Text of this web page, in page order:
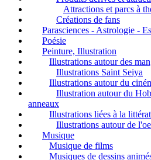
Attractions et parcs à
Créations de fans
Parasciences - Astrologie -
Poésie
Peinture, Illustration
Illustrations autour des
Illustrations Saint Seiya
Illustrations autour du
Illustration autour du
anneaux
Illustrations liées à la
Illustrations autour de
Musique
Musique de films
Musiques de dessins